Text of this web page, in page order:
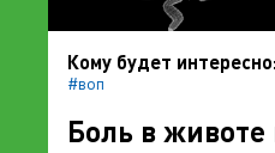
Кому будет интересно:
#воп
Боль в